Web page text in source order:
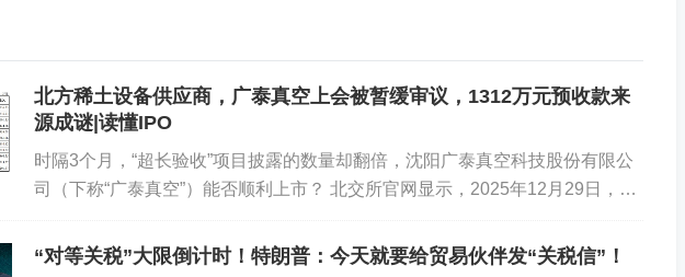
北方稀土设备供应商，广泰真空上会被暂缓审议，1312万元预收款来
源成谜|读懂IPO
时隔3个月，“超长验收”项目披露的数量却翻倍，沈阳广泰真空科技股份有限公
司（下称“广泰真空”）能否顺利上市？ 北交所官网显示，2025年12月29日，广
“对等关税”大限倒计时！特朗普：今天就要给贸易伙伴发“关税信”！